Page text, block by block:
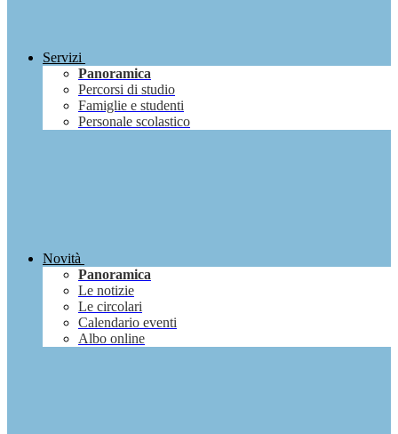
Servizi
Panoramica
Percorsi di studio
Famiglie e studenti
Personale scolastico
Novità
Panoramica
Le notizie
Le circolari
Calendario eventi
Albo online